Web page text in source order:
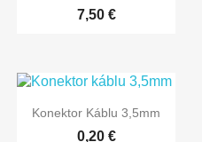
7,50 €
Rýchly náhľad
Konektor Káblu 3,5mm
0,20 €